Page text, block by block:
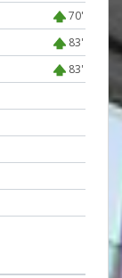
70'
83'
83'